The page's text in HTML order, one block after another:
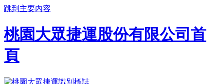
跳到主要內容
桃園大眾捷運股份有限公司首
頁